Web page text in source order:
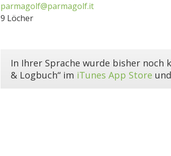
parmagolf@parmagolf.it
9 Löcher
In Ihrer Sprache wurde bisher noch
& Logbuch“ im iTunes App Store